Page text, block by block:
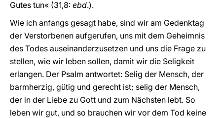
Gutes tun« (31,8: ebd.).
Wie ich anfangs gesagt habe, sind wir am Gedenktag
der Verstorbenen aufgerufen, uns mit dem Geheimnis
des Todes auseinanderzusetzen und uns die Frage zu
stellen, wie wir leben sollen, damit wir die Seligkeit
erlangen. Der Psalm antwortet: Selig der Mensch, der
barmherzig, gütig und gerecht ist; selig der Mensch,
der in der Liebe zu Gott und zum Nächsten lebt. So
leben wir gut, und so brauchen wir vor dem Tod keine